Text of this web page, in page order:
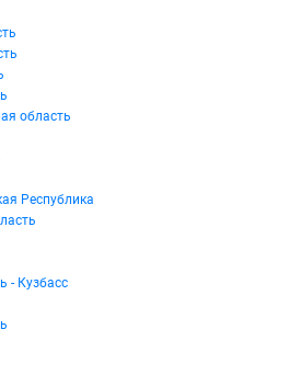
область
Республика
- Кузбасс